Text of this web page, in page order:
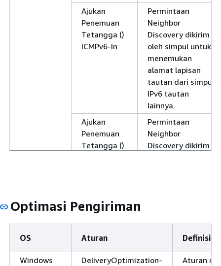
Ajukan
Penemuan
Tetangga ()
ICMPv6-In
Permintaan
Neighbor
Discovery dikirim
oleh simpul untuk
menemukan
alamat lapisan
tautan dari simpul
IPv6 tautan
lainnya.
Ajukan
Penemuan
Tetangga ()
Permintaan
Neighbor
Discovery dikirim
Terlalu
Besar ()
Pesan kesalahan
Paket Terlalu
Besar dikirim dari
Optimasi Pengiriman
OS Aturan Definisi
Windows
DeliveryOptimization-
Aturan